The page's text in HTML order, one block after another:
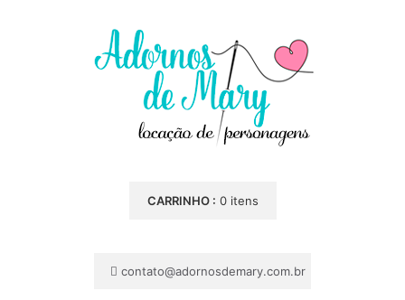
CARRINHO : 0 itens
contato@adornosdemary.com.br